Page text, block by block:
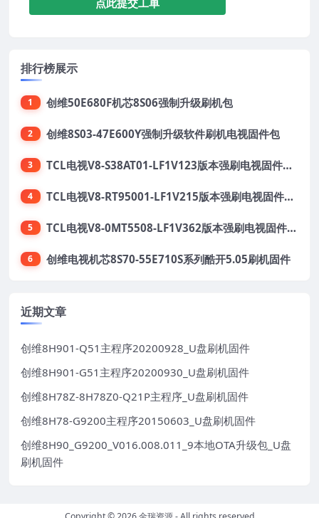
点此提交工单
排行榜展示
1 创维50E680F机芯8S06强制升级刷机包
2 创维8S03-47E600Y强制升级软件刷机电视固件包
3 TCL电视V8-S38AT01-LF1V123版本强刷电视固件包下载
4 TCL电视V8-RT95001-LF1V215版本强刷电视固件包下载
5 TCL电视V8-0MT5508-LF1V362版本强刷电视固件包下载
6 创维电视机芯8S70-55E710S系列酷开5.05刷机固件
近期文章
创维8H901-Q51主程序20200928_U盘刷机固件
创维8H901-G51主程序20200930_U盘刷机固件
创维8H78Z-8H78Z0-Q21P主程序_U盘刷机固件
创维8H78-G9200主程序20150603_U盘刷机固件
创维8H90_G9200_V016.008.011_9本地OTA升级包_U盘
刷机固件